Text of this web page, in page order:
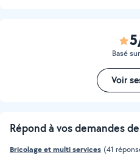
Basé
Voir
Répond à vos demandes de
Bricolage et multi services (41